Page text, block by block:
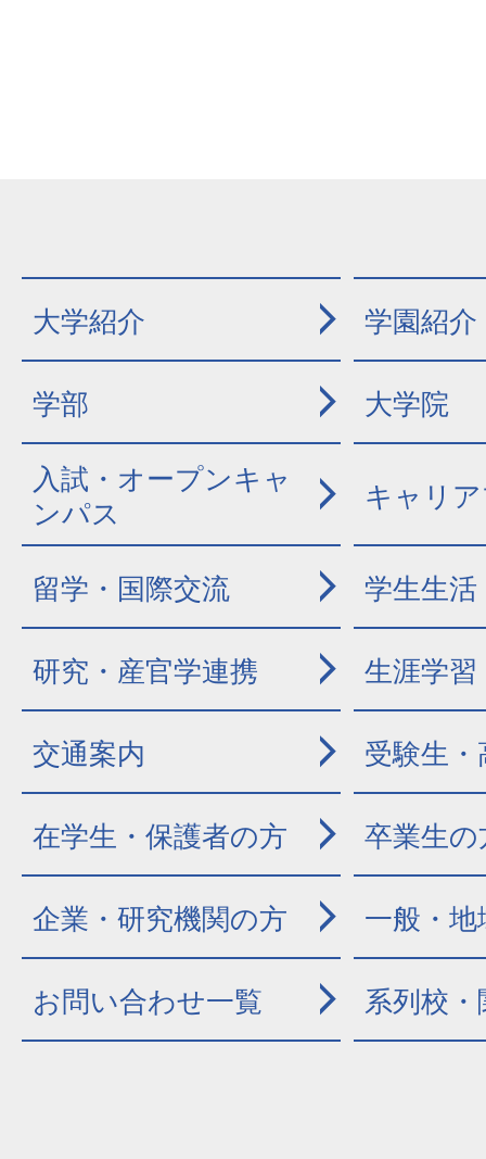
大学紹介 学園紹介
学部 大学院
入試・オープンキャ
ンパス
キャリ
留学・国際交流 学生生活
研究・産官学連携 生涯学習
交通案内 受験生
在学生・保護者の方 卒業生の
企業・研究機関の方 一般・地
お問い合わせ一覧 系列校